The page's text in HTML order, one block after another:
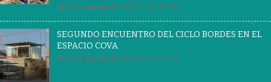
07 de agosto de 2026 às 14:10:23
SEGUNDO ENCUENTRO DEL CICLO BORDES EN EL
ESPACIO COVA
07 de agosto de 2026 às 14:07:43